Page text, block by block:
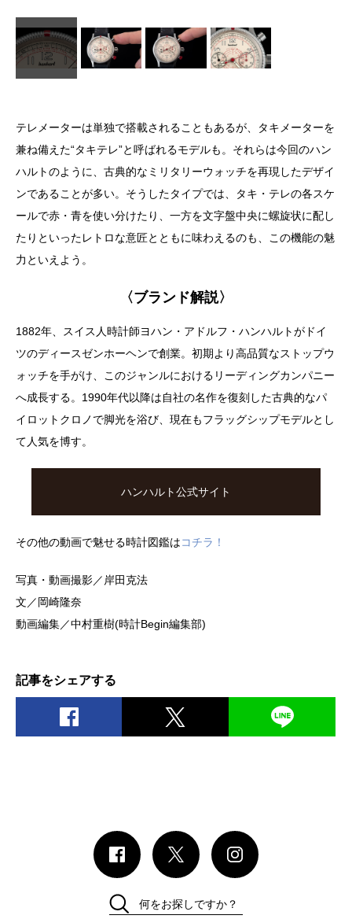
テレメーターは単独で搭載されることもあるが、タキメーターを
兼ね備えた“タキテレ”と呼ばれるモデルも。それらは今回のハン
ハルトのように、古典的なミリタリーウォッチを再現したデザイ
ンであることが多い。そうしたタイプでは、タキ・テレの各スケ
ールで赤・青を使い分けたり、一方を文字盤中央に螺旋状に配し
たりといったレトロな意匠とともに味わえるのも、この機能の魅
力といえよう。
〈ブランド解説〉
1882年、スイス人時計師ヨハン・アドルフ・ハンハルトがドイ
ツのディースゼンホーヘンで創業。初期より高品質なストップウ
ォッチを手がけ、このジャンルにおけるリーディングカンパニー
へ成長する。1990年代以降は自社の名作を復刻した古典的なパ
イロットクロノで脚光を浴び、現在もフラッグシップモデルとし
て人気を博す。
ハンハルト公式サイト
その他の動画で魅せる時計図鑑はコチラ！
写真・動画撮影／岸田克法
文／岡崎隆奈
動画編集／中村重樹(時計Begin編集部)
記事をシェアする
何をお探しですか？